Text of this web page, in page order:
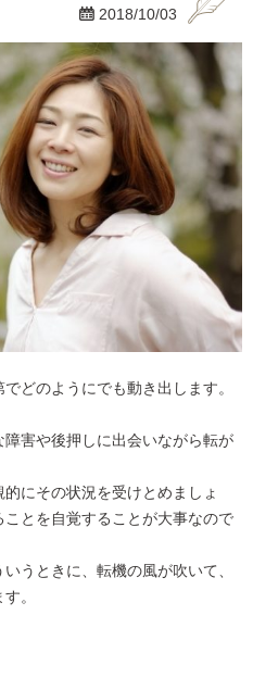
 2018/10/03
どのようにでも動き出します。
害や後押しに出会いながら転が
にその状況を受けとめましょ
とを自覚することが大事なので
うときに、転機の風が吹いて、
。